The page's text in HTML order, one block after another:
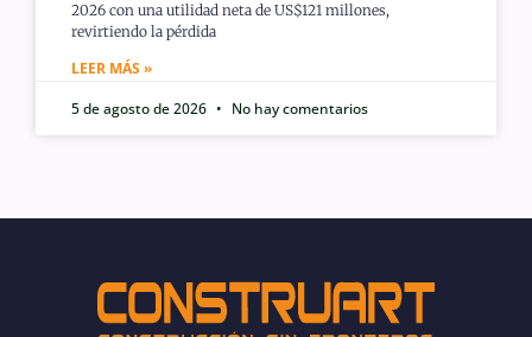
2026 con una utilidad neta de US$121 millones,
revirtiendo la pérdida
LEER MÁS »
5 de agosto de 2026
No hay comentarios